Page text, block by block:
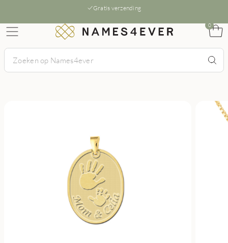
Gratis verzending
0